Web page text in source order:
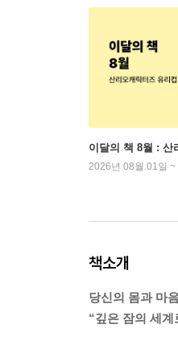
이달의 책 8월 : 산
2026년 08월 01일 ~
책소개
당신의 몸과 마
“깊은 잠의 세